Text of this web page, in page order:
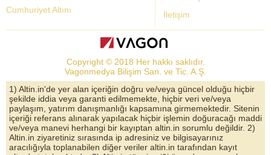
İletişim
Cumhuriyet Altını
Dolar Kuru
Altın Yorumları
Döviz Kurları
Çeyrek Altın
Bitcoin
Copyright © 2018 Her hakkı saklıdır.
Vagonmedya Bilişim San. ve Tic. A.Ş.
1) Altin.in'de yer alan içeriğin doğru ve/veya güncel olduğu hiçbir
şekilde iddia veya garanti edilmemekte, hiçbir veri ve/veya
paylaşım, yatırım danışmanlığı kapsamına girmemektedir. Sitenin
içeriği referans alınarak yapılacak hiçbir işlemin doğuracağı maddi
ve/veya manevi herhangi bir kayıptan altin.in sorumlu değildir. 2)
Altin.in ziyaretiniz sırasında ip adresiniz ve bilgisayarınız
aracılığıyla toplanabilen diğer veriler altin.in tarafından kayıt